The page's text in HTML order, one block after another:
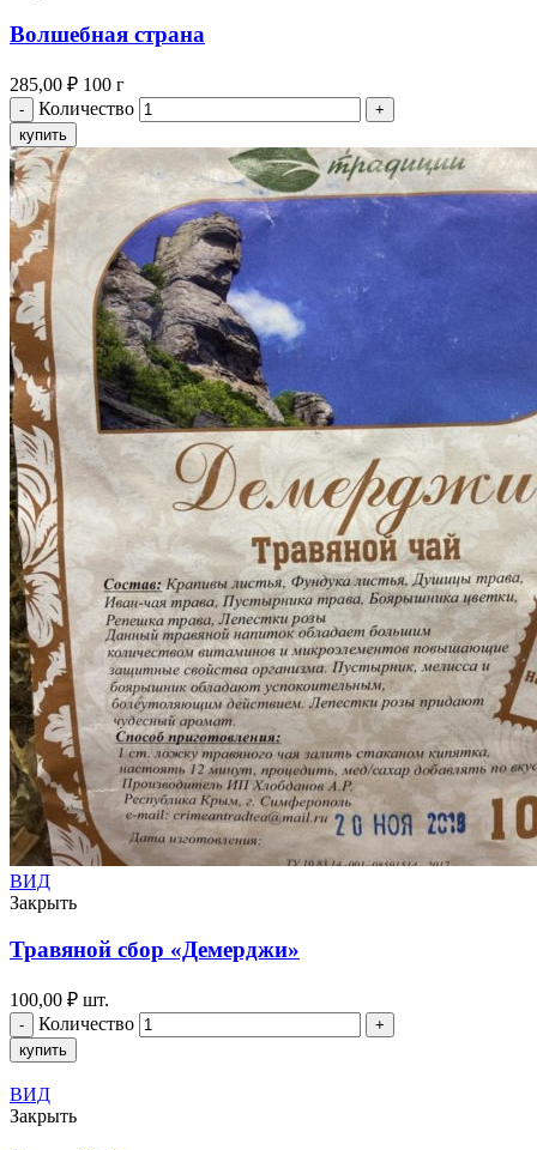
Волшебная страна
285,00 ₽ 100 г
Количество
купить
ВИД
Закрыть
Травяной сбор «Демерджи»
100,00 ₽ шт.
Количество
купить
ВИД
Закрыть